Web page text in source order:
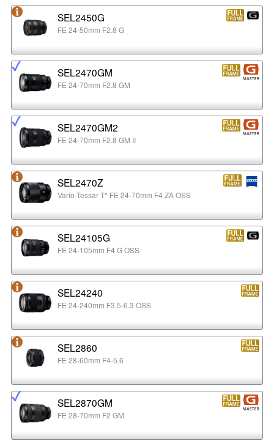
SEL2450G
FE 24-50mm F2.8 G
SEL2470GM
FE 24-70mm F2.8 GM
SEL2470GM2
FE 24-70mm F2.8 GM II
SEL2470Z
Vario-Tessar T* FE 24-70mm F4 ZA OSS
SEL24105G
FE 24-105mm F4 G OSS
SEL24240
FE 24-240mm F3.5-6.3 OSS
SEL2860
FE 28-60mm F4-5.6
SEL2870GM
FE 28-70mm F2 GM